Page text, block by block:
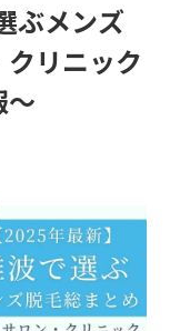
ぶメンズ
リニック
～